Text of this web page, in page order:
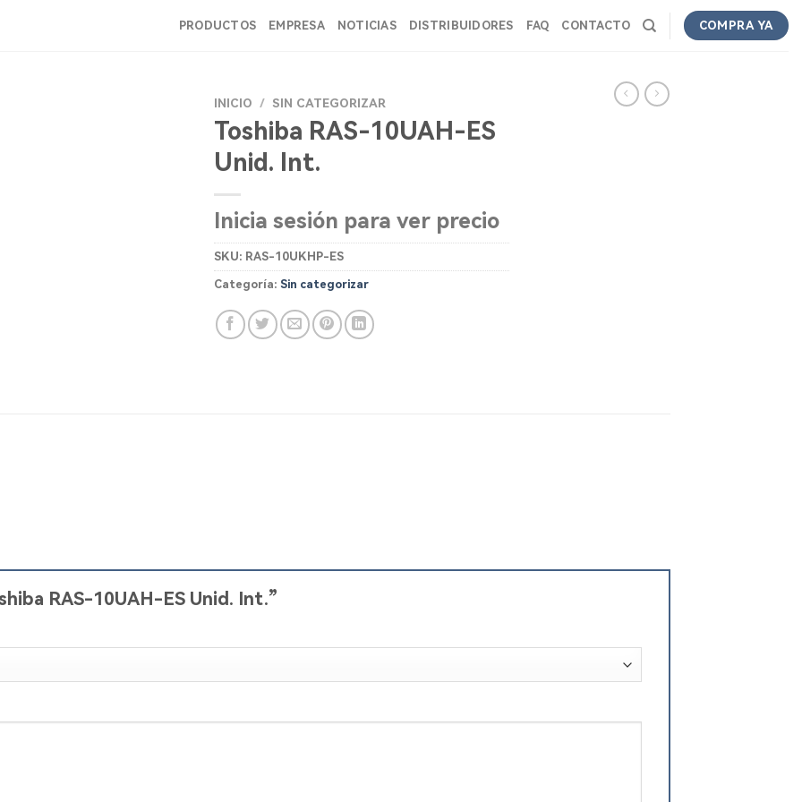
PRODUCTOS EMPRESA NOTICIAS DISTRIBUIDORES FAQ CONTACTO COMPRA YA
INICIO / SIN CATEGORIZAR
Toshiba RAS-10UAH-ES
Unid. Int.
Inicia sesión para ver precio
SKU: RAS-10UKHP-ES
Categoría: Sin categorizar
RAS-10UAH-ES Unid. Int.”